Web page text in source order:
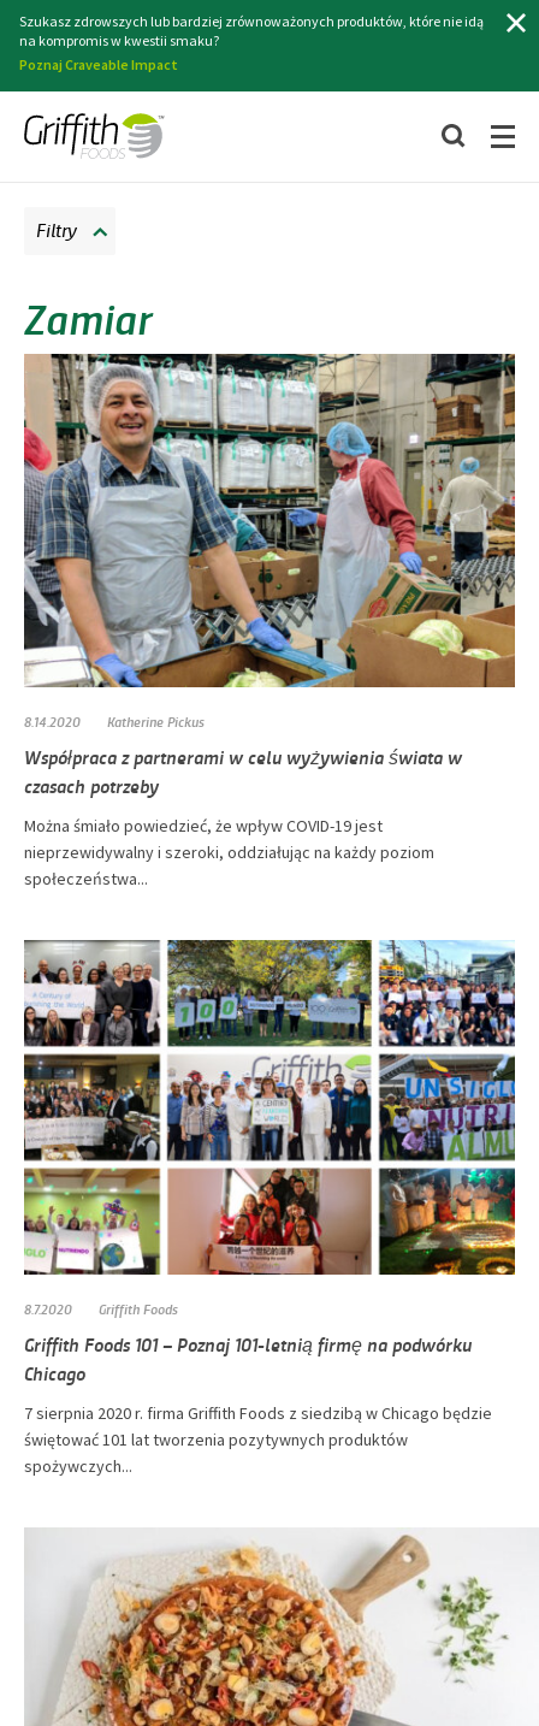
Szukasz zdrowszych lub bardziej zrównoważonych produktów, które nie idą
na kompromis w kwestii smaku?
Poznaj Craveable Impact
Zamiar
Filtry
8.14.2020 Katherine Pickus
Współpraca z partnerami w celu wyżywienia świata w
czasach potrzeby
Można śmiało powiedzieć, że wpływ COVID-19 jest
nieprzewidywalny i szeroki, oddziałując na każdy poziom
społeczeństwa...
8.7.2020 Griffith Foods
Griffith Foods 101 – Poznaj 101-letnią firmę na podwórku
Chicago
7 sierpnia 2020 r. firma Griffith Foods z siedzibą w Chicago będzie
świętować 101 lat tworzenia pozytywnych produktów
spożywczych...